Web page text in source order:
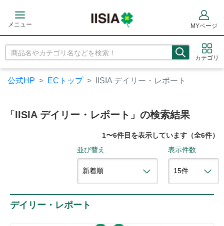
メニュー
カテゴリ
MYページ
公式HP ECトップ IISIA デイリー・レポート
「IISIA デイリー・レポート」の検索結果
1〜6件目を表示しています（全6件）
並び替え
表示件数
デイリー・レポート